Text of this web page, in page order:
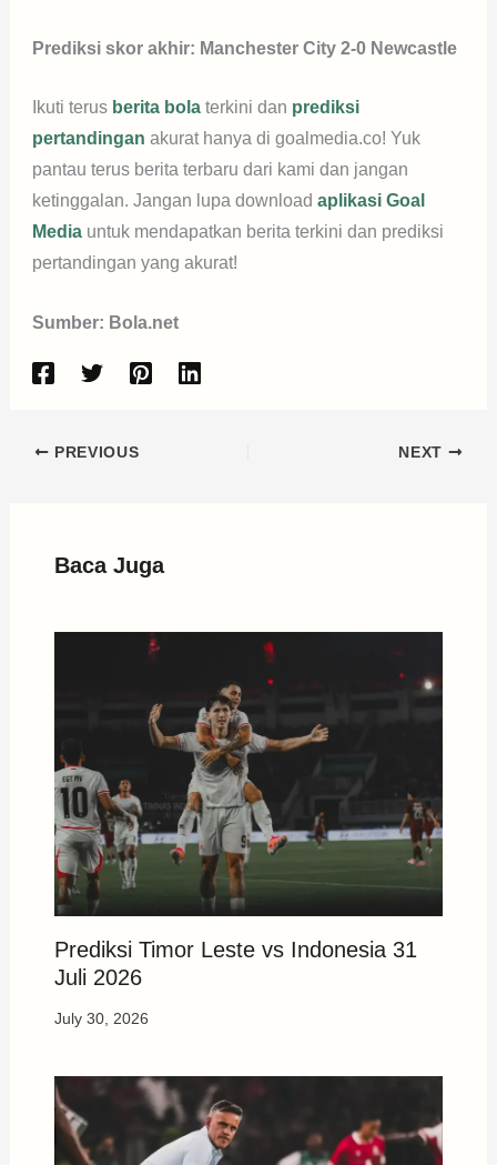
Prediksi skor akhir: Manchester City 2-0 Newcastle
Ikuti terus berita bolaterkini dan prediksi
pertandingan akurat hanya di goalmedia.co! Yuk
pantau terus berita terbaru dari kami dan jangan
ketinggalan. Jangan lupa download aplikasi Goal
Mediauntuk mendapatkan berita terkini dan prediksi
pertandingan yang akurat!
Sumber: Bola.net
PREVIOUS NEXT
Baca Juga
Prediksi Timor Leste vs Indonesia 31
Juli 2026
July 30, 2026